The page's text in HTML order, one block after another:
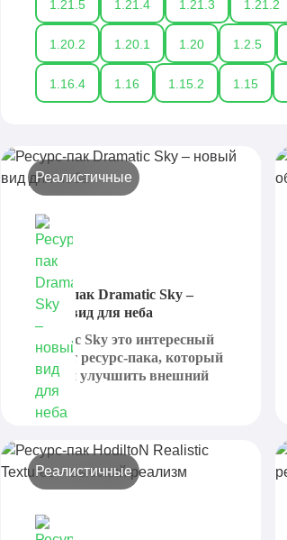
1.21.5 1.21.4 1.21.3 1.21.2
1.20.2 1.20.1 1.20 1.2.5
1.16.4 1.16 1.15.2 1.15
Реалистичные
Ресурс-пак Dramatic Sky –
новый вид для неба
Dramatic Sky это интересный
вариант ресурс-пака, который
призван улучшить внешний
вид...
Реалистичные